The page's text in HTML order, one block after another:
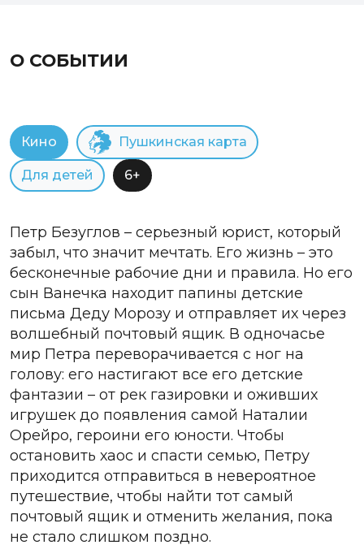
О СОБЫТИИ
Кино Пушкинская карта
Для детей 6+
Петр Безуглов – серьезный юрист, который
забыл, что значит мечтать. Его жизнь – это
бесконечные рабочие дни и правила. Но его
сын Ванечка находит папины детские
письма Деду Морозу и отправляет их через
волшебный почтовый ящик. В одночасье
мир Петра переворачивается с ног на
голову: его настигают все его детские
фантазии – от рек газировки и оживших
игрушек до появления самой Наталии
Орейро, героини его юности. Чтобы
остановить хаос и спасти семью, Петру
приходится отправиться в невероятное
путешествие, чтобы найти тот самый
почтовый ящик и отменить желания, пока
не стало слишком поздно.